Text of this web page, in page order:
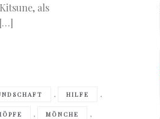
als
, HILFE ,
, MÖNCHE ,